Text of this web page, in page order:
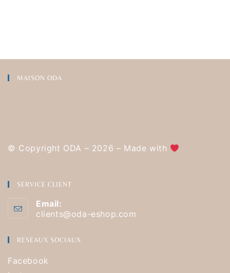
MAISON ODA
© Copyright ODA – 2026 – Made with
SERVICE CLIENT
Email:
clients@oda-eshop.com
RESEAUX SOCIAUX
Facebook